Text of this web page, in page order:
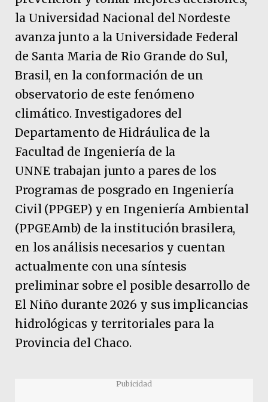
la Universidad Nacional del Nordeste
avanza junto a la Universidade Federal
de Santa Maria de Rio Grande do Sul,
Brasil, en la conformación de un
observatorio de este fenómeno
climático. Investigadores del
Departamento de Hidráulica de la
Facultad de Ingeniería de la
UNNE trabajan junto a pares de los
Programas de posgrado en Ingeniería
Civil (PPGEP) y en Ingeniería Ambiental
(PPGEAmb) de la institución brasilera,
en los análisis necesarios y cuentan
actualmente con una síntesis
preliminar sobre el posible desarrollo de
El Niño durante 2026 y sus implicancias
hidrológicas y territoriales para la
Provincia del Chaco.
Pubicidad